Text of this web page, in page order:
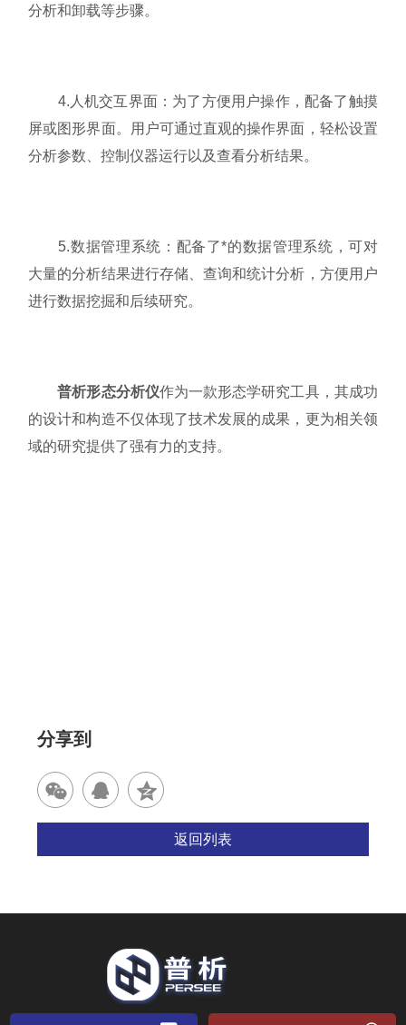
分析和卸载等步骤。
4.人机交互界面：为了方便用户操作，配备了触摸
屏或图形界面。用户可通过直观的操作界面，轻松设置
分析参数、控制仪器运行以及查看分析结果。
5.数据管理系统：配备了*的数据管理系统，可对
大量的分析结果进行存储、查询和统计分析，方便用户
进行数据挖掘和后续研究。
普析形态分析仪作为一款形态学研究工具，其成功
的设计和构造不仅体现了技术发展的成果，更为相关领
域的研究提供了强有力的支持。
分享到
返回列表